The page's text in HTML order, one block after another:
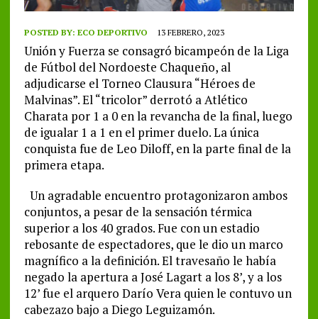
POSTED BY: ECO DEPORTIVO 13 FEBRERO, 2023
Unión y Fuerza se consagró bicampeón de la Liga
de Fútbol del Nordoeste Chaqueño, al
adjudicarse el Torneo Clausura “Héroes de
Malvinas”. El “tricolor” derrotó a Atlético
Charata por 1 a 0 en la revancha de la final, luego
de igualar 1 a 1 en el primer duelo. La única
conquista fue de Leo Diloff, en la parte final de la
primera etapa.
Un agradable encuentro protagonizaron ambos
conjuntos, a pesar de la sensación térmica
superior a los 40 grados. Fue con un estadio
rebosante de espectadores, que le dio un marco
magnífico a la definición. El travesaño le había
negado la apertura a José Lagart a los 8’, y a los
12’ fue el arquero Darío Vera quien le contuvo un
cabezazo bajo a Diego Leguizamón.